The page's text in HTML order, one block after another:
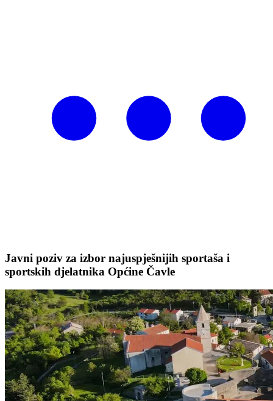
Javni poziv za izbor najuspješnijih sportaša i
sportskih djelatnika Općine Čavle